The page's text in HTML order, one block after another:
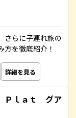
さらに子連れ旅の
を徹底紹介！
詳細を見る
Ｐｌａｔ グア